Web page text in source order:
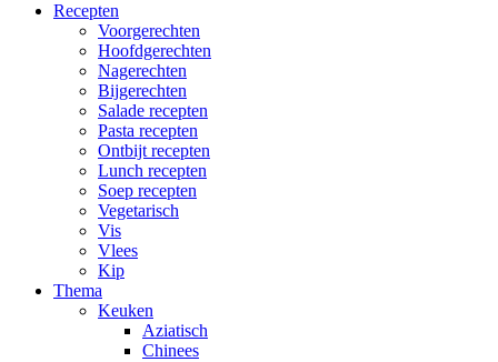
Recepten
Voorgerechten
Hoofdgerechten
Nagerechten
Bijgerechten
Salade recepten
Pasta recepten
Ontbijt recepten
Lunch recepten
Soep recepten
Vegetarisch
Vis
Vlees
Kip
Thema
Keuken
Aziatisch
Chinees